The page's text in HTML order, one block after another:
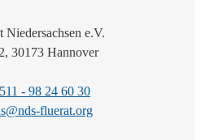
Niedersachsen e.V.
30173 Hannover
- 98 24 60 30
fluerat.org